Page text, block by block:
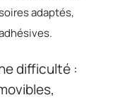
adaptés,
difficulté :